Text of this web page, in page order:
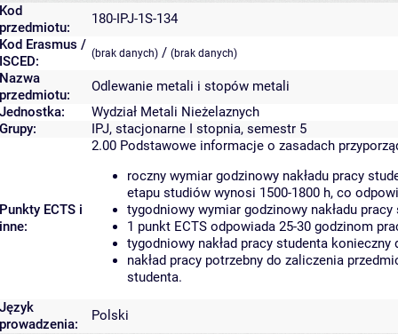
Kod
przedmiotu:
180-IPJ-1S-134
Kod Erasmus /
ISCED:
(brak danych) / (brak danych)
Nazwa
przedmiotu:
Odlewanie metali i stopów metali
Jednostka:
Wydział Metali Nieżelaznych
Grupy:
IPJ, stacjonarne I stopnia, semestr 5
Punkty ECTS i
inne:
2.00 Podstawowe informacje o zasadach
roczny wymiar godzinowy nakładu pracy
etapu studiów wynosi 1500-1800 h, co
tygodniowy wymiar godzinowy nakładu
1 punkt ECTS odpowiada 25-30 godzinom
tygodniowy nakład pracy studenta
nakład pracy potrzebny do zaliczenia
studenta.
Język
prowadzenia:
Polski